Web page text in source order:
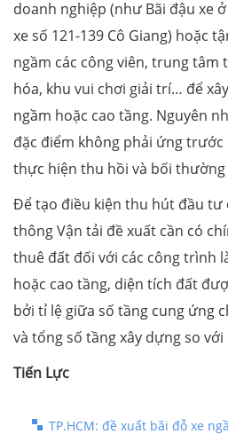
doanh nghiệp (như Bãi đậu xe
xe số 121-139 Cô Giang) hoặc
ngầm các công viên, trung tâm
hóa, khu vui chơi giải trí… để
ngầm hoặc cao tầng. Nguyên
đặc điểm không phải ứng
thực hiện thu hồi và bối
Để tạo điều kiện thu hút đầu tư
thông Vận tải đề xuất cần có
thuê đất đối với các công trình
hoặc cao tầng, diện tích đất
bởi tỉ lệ giữa số tầng cung ứng
và tổng số tầng xây dựng so
Tiến Lực
TP.HCM: đề xuất bãi đỗ xe